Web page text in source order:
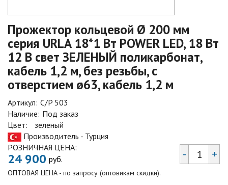
Прожектор кольцевой Ø 200 мм
серия URLA 18*1 Вт POWER LED, 18 Вт
12 В свет ЗЕЛЕНЫЙ поликарбонат,
кабель 1,2 м, без резьбы, с
отверстием ø63, кабель 1,2 м
Артикул: C/P 503
Наличие: Под заказ
Цвет:
зеленый
Производитель - Турция
РОЗНИЧНАЯ ЦЕНА:
24 900 руб.
ОПТОВАЯ ЦЕНА - по запросу (оптовикам скидки).
- +